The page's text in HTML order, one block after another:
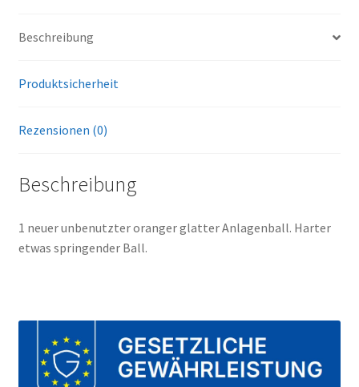
Beschreibung
Produktsicherheit
Rezensionen (0)
Beschreibung
1 neuer unbenutzter oranger glatter Anlagenball. Harter
etwas springender Ball.